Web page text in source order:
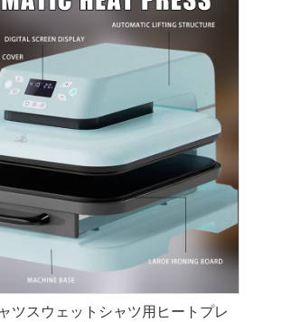
ツスウェットシャツ用ヒートプレ